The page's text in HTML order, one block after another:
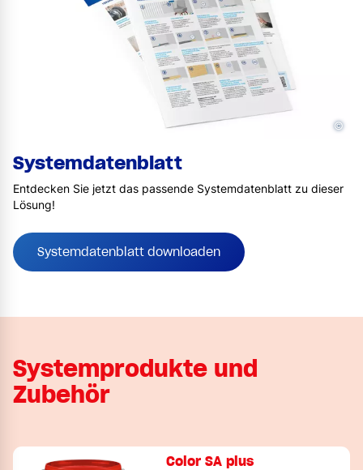
Systemdatenblatt
Entdecken Sie jetzt das passende Systemdatenblatt zu dieser
Lösung!
Systemdatenblatt downloaden
©
Systemprodukte und
Zubehör
Color SA plus